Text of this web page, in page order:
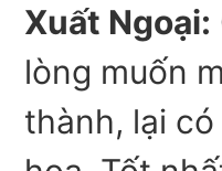
Xuất Ngoại:
lòng muốn
thành, lại